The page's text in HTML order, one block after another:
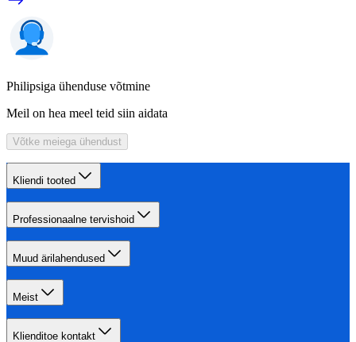
Philipsiga ühenduse võtmine
Meil on hea meel teid siin aidata
Võtke meiega ühendust
Kliendi tooted
Professionaalne tervishoid
Muud ärilahendused
Meist
Klienditoe kontakt